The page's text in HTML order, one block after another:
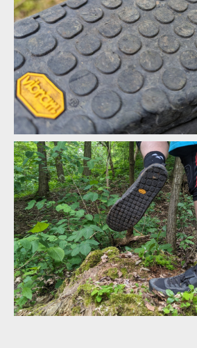
Vibram XS Trek Evo, tak se nezývá směs
Vibram XS Trek Evo, tak se nezývá směs
Vibram XS Trek Evo, tak se nezývá směs
Vibram XS Trek Evo, tak se nezývá směs
Vibram XS Trek Evo, tak se nezývá směs
A nebo zkráceně Megagrip
A nebo zkráceně Megagrip
A nebo zkráceně Megagrip
A nebo zkráceně Megagrip